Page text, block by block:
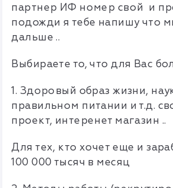
партнер ИФ номер свой и
подожди я тебе напишу что
дальше ..
Выбираете то, что для Вас
1. Здоровый образ жизни,
правильном питании и т.д.
проект, интеренет магазин ..
Для тех, кто хочет еще и
100 000 тысяч в месяц